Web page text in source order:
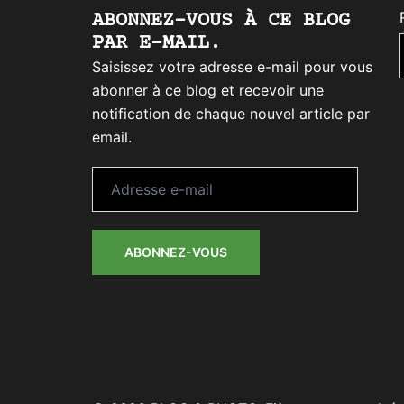
ABONNEZ-VOUS À CE BLOG
PAR E-MAIL.
Saisissez votre adresse e-mail pour vous
abonner à ce blog et recevoir une
notification de chaque nouvel article par
email.
ABONNEZ-VOUS